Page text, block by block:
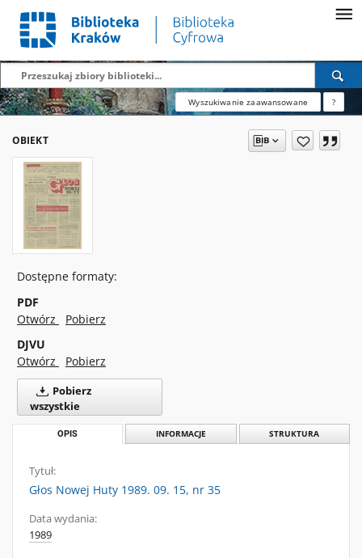
Wyszukiwanie zaawansowane ?
OBIEKT
Dostępne formaty:
PDF
Otwórz
Pobierz
DJVU
Otwórz
Pobierz
Pobierz
wszystkie
OPIS INFORMACJE STRUKTURA
Tytuł:
Głos Nowej Huty 1989. 09. 15, nr 35
Data wydania:
1989